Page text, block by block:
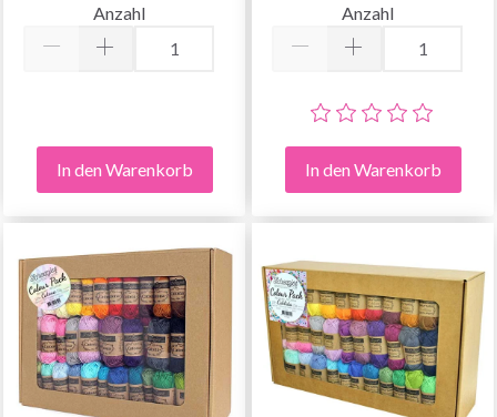
Anzahl
In den Warenkorb
Anzahl
In den Warenkorb